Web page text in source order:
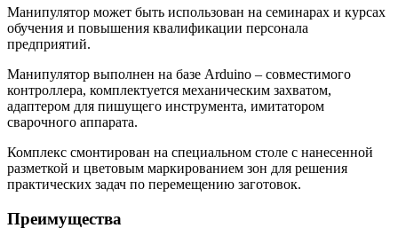
Манипулятор может быть использован на семинарах и курсах
обучения и повышения квалификации персонала
предприятий.
Манипулятор выполнен на базе Arduino – совместимого
контроллера, комплектуется механическим захватом,
адаптером для пишущего инструмента, имитатором
сварочного аппарата.
Комплекс смонтирован на специальном столе с нанесенной
разметкой и цветовым маркированием зон для решения
практических задач по перемещению заготовок.
Преимущества